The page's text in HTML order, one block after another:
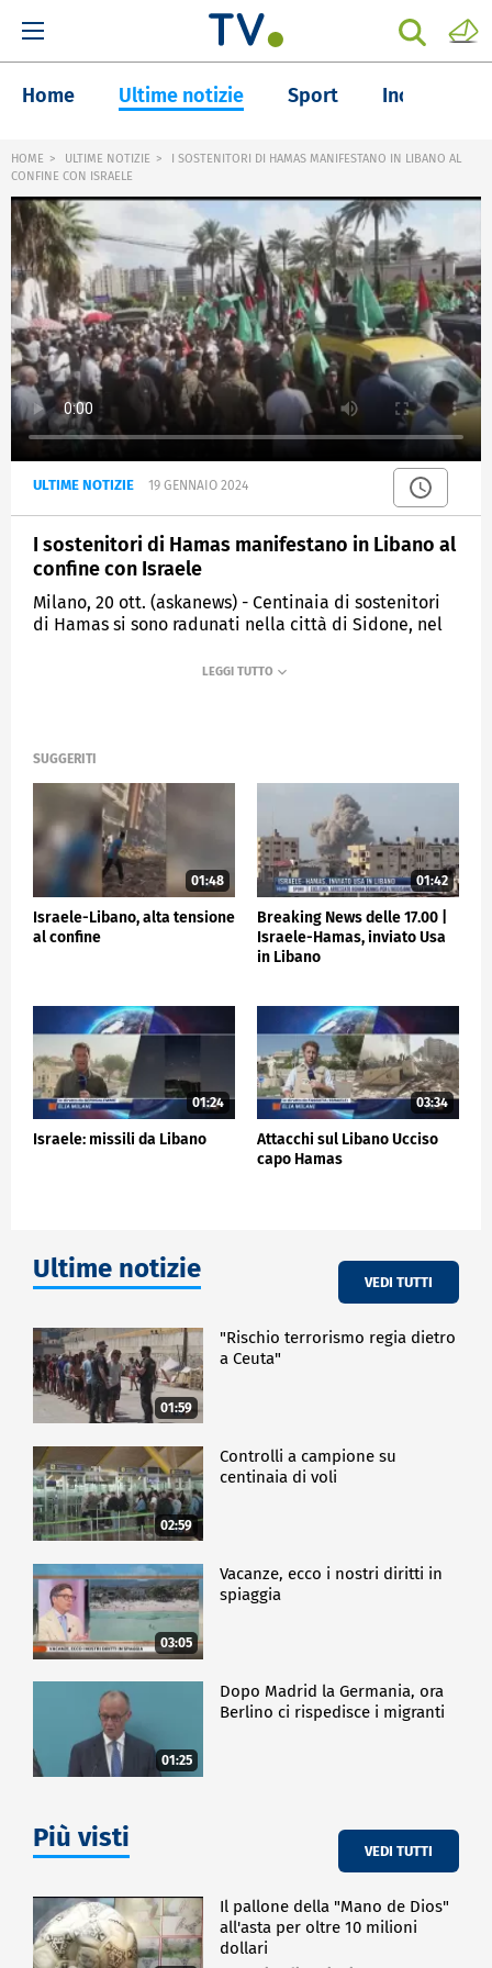
Home Ultime notizie Sport Inchieste
HOME ULTIME NOTIZIE
I SOSTENITORI DI HAMAS MANIFESTANO IN LIBANO AL
CONFINE CON ISRAELE
ULTIME NOTIZIE 19 GENNAIO 2024
I sostenitori di Hamas manifestano in Libano al
confine con Israele
Milano, 20 ott. (askanews) - Centinaia di sostenitori
di Hamas si sono radunati nella città di Sidone, nel
Striscia di Gaza, mentre infuria la guerra tra Israele e
SUGGERITI
01:48
Israele-Libano, alta tensione
al confine
01:42
Breaking News delle 17.00 |
Israele-Hamas, inviato Usa
in Libano
01:24
Israele: missili da Libano
03:34
Attacchi sul Libano Ucciso
capo Hamas
Ultime notizie VEDI TUTTI
01:59
"Rischio terrorismo regia dietro
a Ceuta"
02:59
Controlli a campione su
centinaia di voli
03:05
Vacanze, ecco i nostri diritti in
spiaggia
01:25
Dopo Madrid la Germania, ora
Berlino ci rispedisce i migranti
Più visti VEDI TUTTI
Il pallone della "Mano de Dios"
all'asta per oltre 10 milioni
dollari